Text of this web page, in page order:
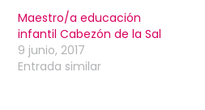
Maestro/a educación
infantil Cabezón de la Sal
9 junio, 2017
Entrada similar